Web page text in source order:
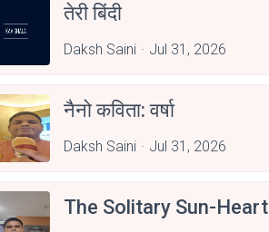
तेरी बिंदी
Daksh Saini Jul 31, 2026
नैनो कविता: वर्षा
Daksh Saini Jul 31, 2026
The Solitary Sun-Heart